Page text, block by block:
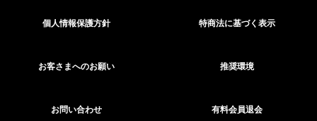
個人情報保護方針 特商法に基づく表示
お客さまへのお願い 推奨環境
お問い合わせ 有料会員退会